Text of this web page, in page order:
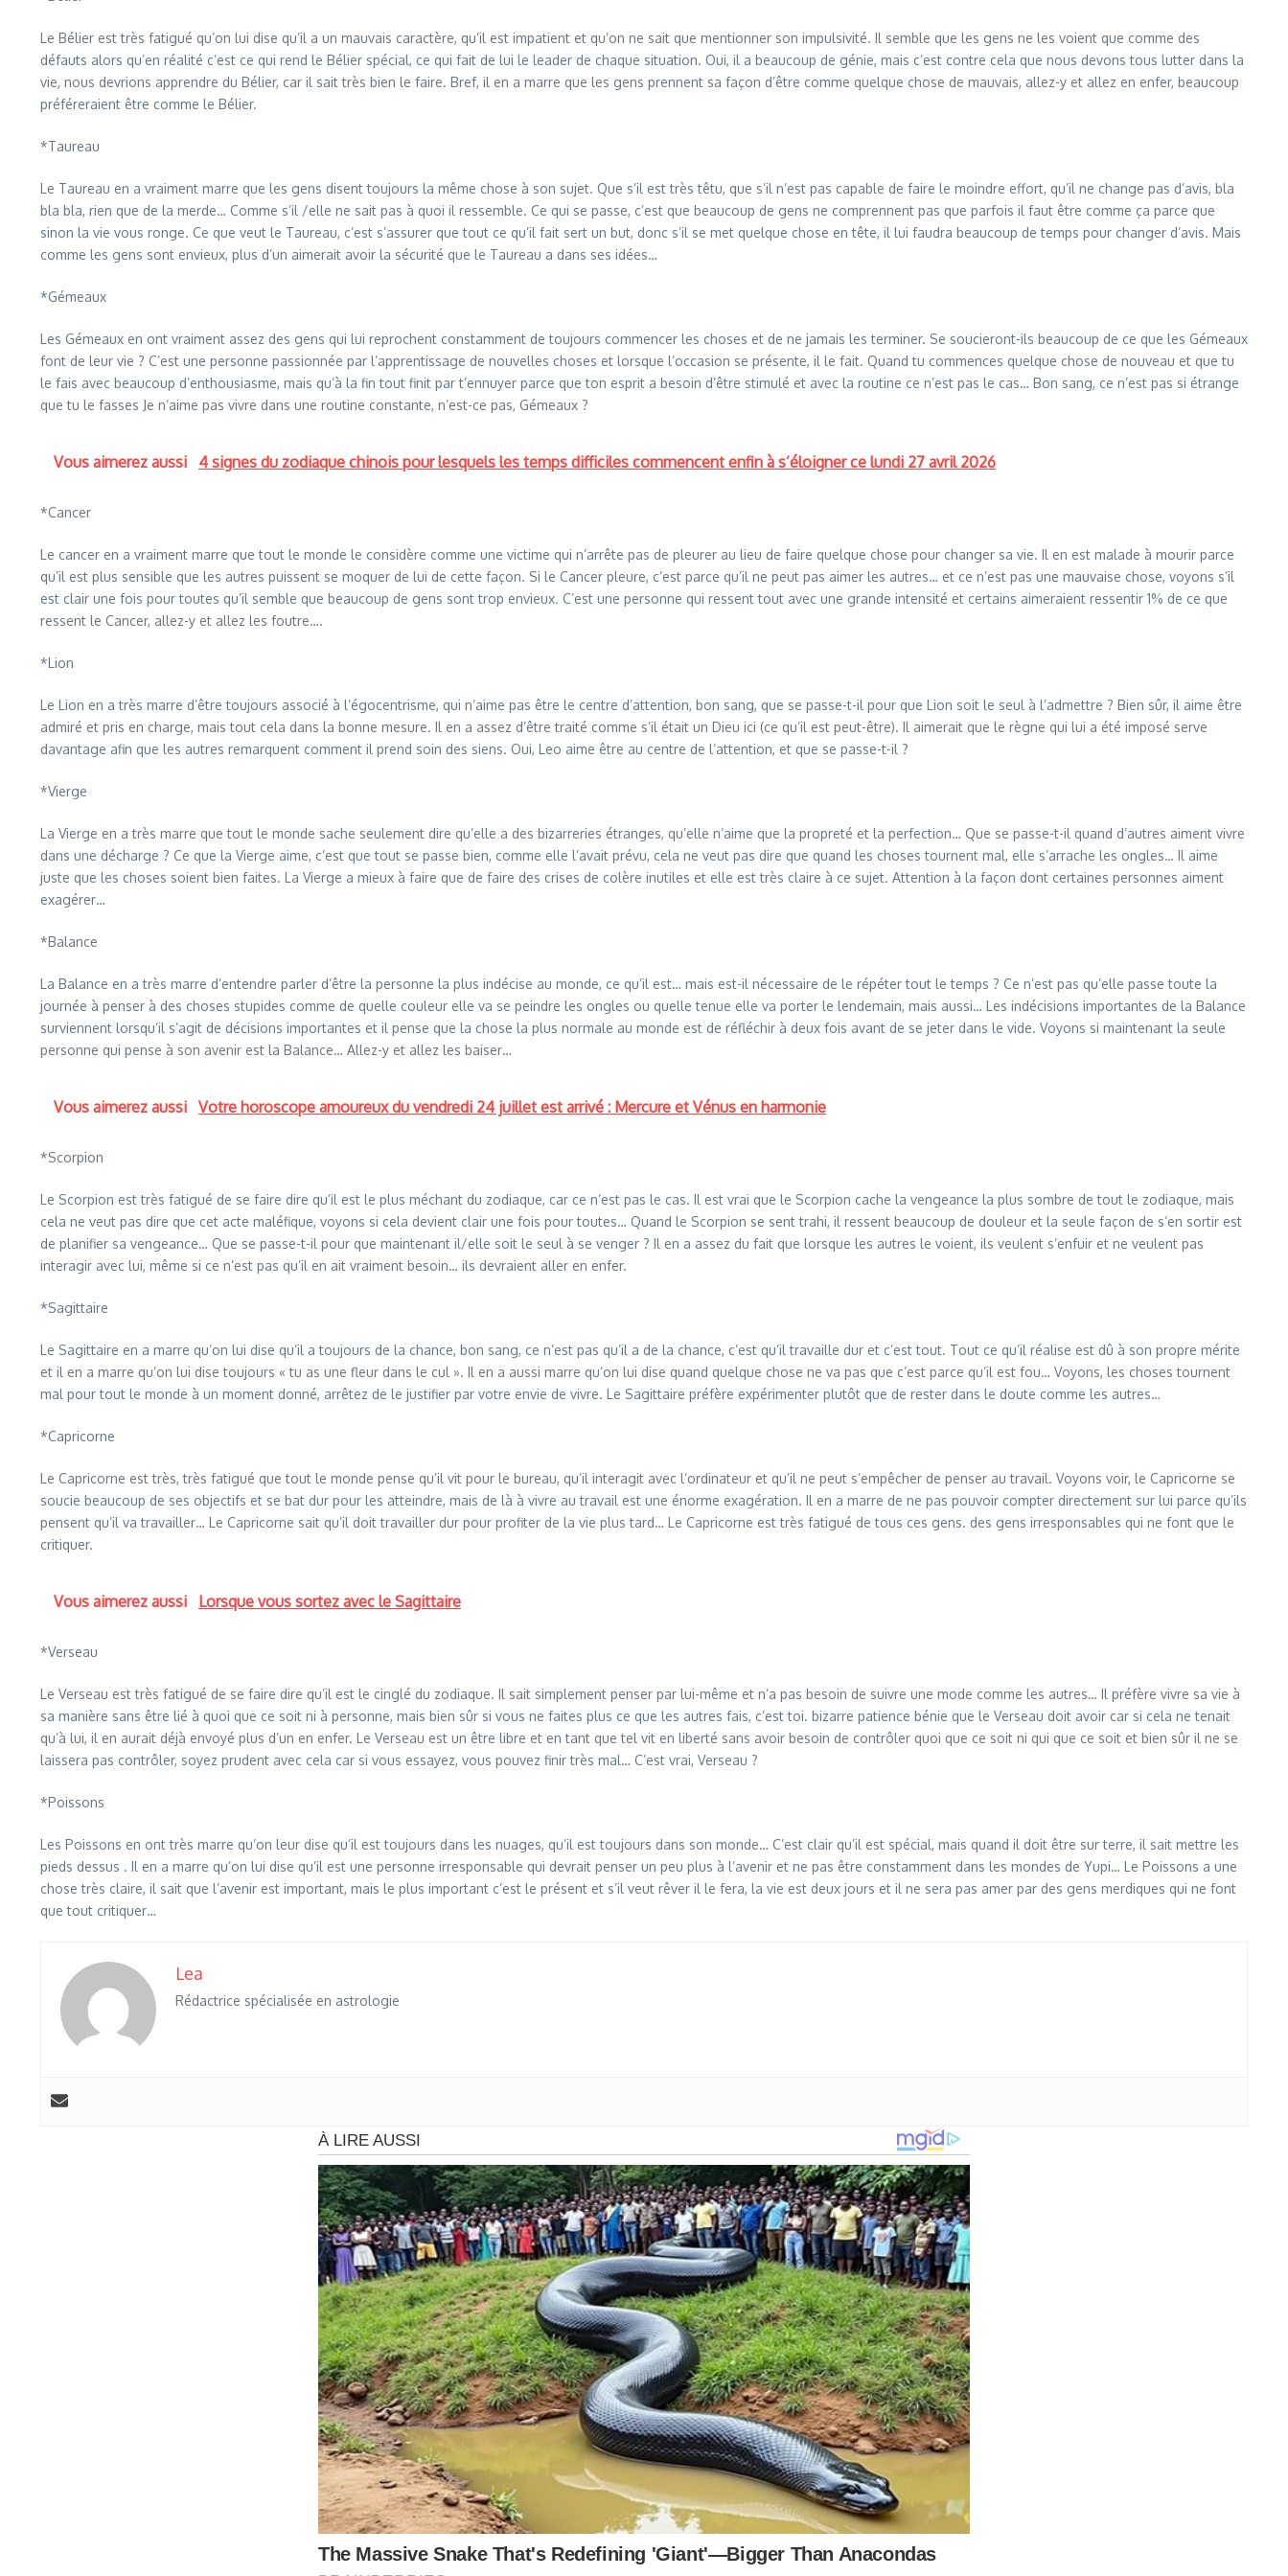
Le Bélier est très fatigué qu’on lui dise qu’il a un mauvais caractère, qu’il est impatient et qu’on ne sait que mentionner son impulsivité. Il semble que les gens ne les voient que comme des
défauts alors qu’en réalité c’est ce qui rend le Bélier spécial, ce qui fait de lui le leader de chaque situation. Oui, il a beaucoup de génie, mais c’est contre cela que nous devons tous lutter dans la
vie, nous devrions apprendre du Bélier, car il sait très bien le faire. Bref, il en a marre que les gens prennent sa façon d’être comme quelque chose de mauvais, allez-y et allez en enfer, beaucoup
préféreraient être comme le Bélier.
*Taureau
Le Taureau en a vraiment marre que les gens disent toujours la même chose à son sujet. Que s’il est très têtu, que s’il n’est pas capable de faire le moindre effort, qu’il ne change pas d’avis, bla
bla bla, rien que de la merde… Comme s’il /elle ne sait pas à quoi il ressemble. Ce qui se passe, c’est que beaucoup de gens ne comprennent pas que parfois il faut être comme ça parce que
sinon la vie vous ronge. Ce que veut le Taureau, c’est s’assurer que tout ce qu’il fait sert un but, donc s’il se met quelque chose en tête, il lui faudra beaucoup de temps pour changer d’avis. Mais
comme les gens sont envieux, plus d’un aimerait avoir la sécurité que le Taureau a dans ses idées…
*Gémeaux
Les Gémeaux en ont vraiment assez des gens qui lui reprochent constamment de toujours commencer les choses et de ne jamais les terminer. Se soucieront-ils beaucoup de ce que les Gémeaux
font de leur vie ? C’est une personne passionnée par l’apprentissage de nouvelles choses et lorsque l’occasion se présente, il le fait. Quand tu commences quelque chose de nouveau et que tu
le fais avec beaucoup d’enthousiasme, mais qu’à la fin tout finit par t’ennuyer parce que ton esprit a besoin d’être stimulé et avec la routine ce n’est pas le cas… Bon sang, ce n’est pas si étrange
que tu le fasses Je n’aime pas vivre dans une routine constante, n’est-ce pas, Gémeaux ?
Vous aimerez aussi 4 signes du zodiaque chinois pour lesquels les temps difficiles commencent enfin à s’éloigner ce lundi 27 avril 2026
*Cancer
Le cancer en a vraiment marre que tout le monde le considère comme une victime qui n’arrête pas de pleurer au lieu de faire quelque chose pour changer sa vie. Il en est malade à mourir parce
qu’il est plus sensible que les autres puissent se moquer de lui de cette façon. Si le Cancer pleure, c’est parce qu’il ne peut pas aimer les autres… et ce n’est pas une mauvaise chose, voyons s’il
est clair une fois pour toutes qu’il semble que beaucoup de gens sont trop envieux. C’est une personne qui ressent tout avec une grande intensité et certains aimeraient ressentir 1% de ce que
ressent le Cancer, allez-y et allez les foutre….
*Lion
Le Lion en a très marre d’être toujours associé à l’égocentrisme, qui n’aime pas être le centre d’attention, bon sang, que se passe-t-il pour que Lion soit le seul à l’admettre ? Bien sûr, il aime être
admiré et pris en charge, mais tout cela dans la bonne mesure. Il en a assez d’être traité comme s’il était un Dieu ici (ce qu’il est peut-être). Il aimerait que le règne qui lui a été imposé serve
davantage afin que les autres remarquent comment il prend soin des siens. Oui, Leo aime être au centre de l’attention, et que se passe-t-il ?
*Vierge
La Vierge en a très marre que tout le monde sache seulement dire qu’elle a des bizarreries étranges, qu’elle n’aime que la propreté et la perfection… Que se passe-t-il quand d’autres aiment vivre
dans une décharge ? Ce que la Vierge aime, c’est que tout se passe bien, comme elle l’avait prévu, cela ne veut pas dire que quand les choses tournent mal, elle s’arrache les ongles… Il aime
juste que les choses soient bien faites. La Vierge a mieux à faire que de faire des crises de colère inutiles et elle est très claire à ce sujet. Attention à la façon dont certaines personnes aiment
exagérer…
*Balance
La Balance en a très marre d’entendre parler d’être la personne la plus indécise au monde, ce qu’il est… mais est-il nécessaire de le répéter tout le temps ? Ce n’est pas qu’elle passe toute la
journée à penser à des choses stupides comme de quelle couleur elle va se peindre les ongles ou quelle tenue elle va porter le lendemain, mais aussi… Les indécisions importantes de la Balance
surviennent lorsqu’il s’agit de décisions importantes et il pense que la chose la plus normale au monde est de réfléchir à deux fois avant de se jeter dans le vide. Voyons si maintenant la seule
personne qui pense à son avenir est la Balance… Allez-y et allez les baiser…
Vous aimerez aussi Votre horoscope amoureux du vendredi 24 juillet est arrivé : Mercure et Vénus en harmonie
*Scorpion
Le Scorpion est très fatigué de se faire dire qu’il est le plus méchant du zodiaque, car ce n’est pas le cas. Il est vrai que le Scorpion cache la vengeance la plus sombre de tout le zodiaque, mais
cela ne veut pas dire que cet acte maléfique, voyons si cela devient clair une fois pour toutes… Quand le Scorpion se sent trahi, il ressent beaucoup de douleur et la seule façon de s’en sortir est
de planifier sa vengeance… Que se passe-t-il pour que maintenant il/elle soit le seul à se venger ? Il en a assez du fait que lorsque les autres le voient, ils veulent s’enfuir et ne veulent pas
interagir avec lui, même si ce n’est pas qu’il en ait vraiment besoin… ils devraient aller en enfer.
*Sagittaire
Le Sagittaire en a marre qu’on lui dise qu’il a toujours de la chance, bon sang, ce n’est pas qu’il a de la chance, c’est qu’il travaille dur et c’est tout. Tout ce qu’il réalise est dû à son propre mérite
et il en a marre qu’on lui dise toujours « tu as une fleur dans le cul ». Il en a aussi marre qu’on lui dise quand quelque chose ne va pas que c’est parce qu’il est fou… Voyons, les choses tournent
mal pour tout le monde à un moment donné, arrêtez de le justifier par votre envie de vivre. Le Sagittaire préfère expérimenter plutôt que de rester dans le doute comme les autres…
*Capricorne
Le Capricorne est très, très fatigué que tout le monde pense qu’il vit pour le bureau, qu’il interagit avec l’ordinateur et qu’il ne peut s’empêcher de penser au travail. Voyons voir, le Capricorne se
soucie beaucoup de ses objectifs et se bat dur pour les atteindre, mais de là à vivre au travail est une énorme exagération. Il en a marre de ne pas pouvoir compter directement sur lui parce qu’ils
pensent qu’il va travailler… Le Capricorne sait qu’il doit travailler dur pour profiter de la vie plus tard… Le Capricorne est très fatigué de tous ces gens. des gens irresponsables qui ne font que le
critiquer.
Vous aimerez aussi Lorsque vous sortez avec le Sagittaire
*Verseau
Le Verseau est très fatigué de se faire dire qu’il est le cinglé du zodiaque. Il sait simplement penser par lui-même et n’a pas besoin de suivre une mode comme les autres… Il préfère vivre sa vie à
sa manière sans être lié à quoi que ce soit ni à personne, mais bien sûr si vous ne faites plus ce que les autres fais, c’est toi. bizarre patience bénie que le Verseau doit avoir car si cela ne tenait
qu’à lui, il en aurait déjà envoyé plus d’un en enfer. Le Verseau est un être libre et en tant que tel vit en liberté sans avoir besoin de contrôler quoi que ce soit ni qui que ce soit et bien sûr il ne se
laissera pas contrôler, soyez prudent avec cela car si vous essayez, vous pouvez finir très mal… C’est vrai, Verseau ?
*Poissons
Les Poissons en ont très marre qu’on leur dise qu’il est toujours dans les nuages, qu’il est toujours dans son monde… C’est clair qu’il est spécial, mais quand il doit être sur terre, il sait mettre les
pieds dessus . Il en a marre qu’on lui dise qu’il est une personne irresponsable qui devrait penser un peu plus à l’avenir et ne pas être constamment dans les mondes de Yupi… Le Poissons a une
chose très claire, il sait que l’avenir est important, mais le plus important c’est le présent et s’il veut rêver il le fera, la vie est deux jours et il ne sera pas amer par des gens merdiques qui ne font
que tout critiquer…
Lea
Rédactrice spécialisée en astrologie